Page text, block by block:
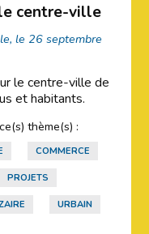
le centre-ville
le 26 septembre
le centre-ville de
et habitants.
thème(s) :
COMMERCE
PROJETS
URBAIN